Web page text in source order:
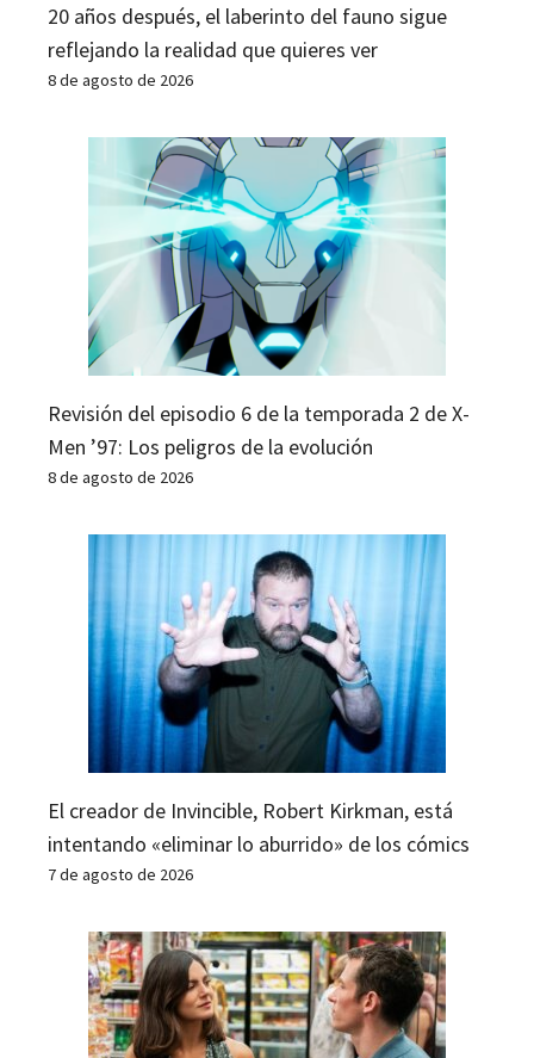
20 años después, el laberinto del fauno sigue
reflejando la realidad que quieres ver
8 de agosto de 2026
Revisión del episodio 6 de la temporada 2 de X-
Men ’97: Los peligros de la evolución
8 de agosto de 2026
El creador de Invincible, Robert Kirkman, está
intentando «eliminar lo aburrido» de los cómics
7 de agosto de 2026